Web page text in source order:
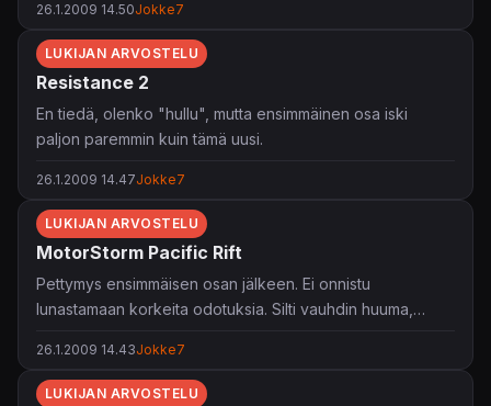
tähteä.
4/5 tähteä
26.1.2009 14.50Jokke7
LUKIJAN ARVOSTELU
Resistance 2
En tiedä, olenko "hullu", mutta ensimmäinen osa iski
paljon paremmin kuin tämä uusi.
kaikessa lyhyeisyydessään se oli hyvä.
4/5 tähteä, mutta pisteissä 70/100
26.1.2009 14.47Jokke7
LUKIJAN ARVOSTELU
MotorStorm Pacific Rift
Pettymys ensimmäisen osan jälkeen. Ei onnistu
lunastamaan korkeita odotuksia. Silti vauhdin huuma,
musiikkivalikoima ansaitsevat 3/5 tähteä.
26.1.2009 14.43Jokke7
LUKIJAN ARVOSTELU